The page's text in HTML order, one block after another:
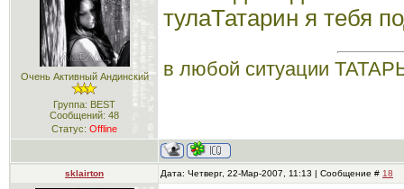
Очень Активный Андинский
Группа: BEST
Сообщений: 48
Статус: Offline
тулаТатарин я тебя
в любой ситуации
sklairton Дата: Четверг, 22-Мар-2007, 11:13 | Сообщение # 18